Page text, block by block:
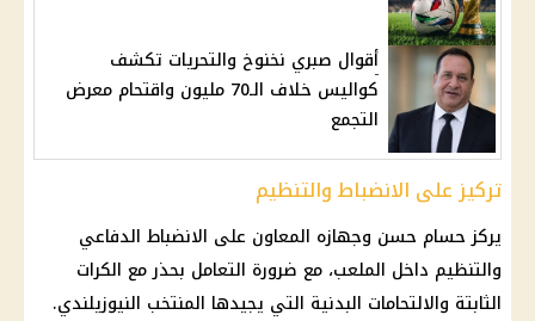
أقوال صبري نخنوخ والتحريات تكشف
كواليس خلاف الـ70 مليون واقتحام معرض
التجمع
تركيز على الانضباط والتنظيم
يركز حسام حسن وجهازه المعاون على الانضباط الدفاعي
والتنظيم داخل الملعب، مع ضرورة التعامل بحذر مع الكرات
الثابتة والالتحامات البدنية التي يجيدها المنتخب النيوزيلندي.